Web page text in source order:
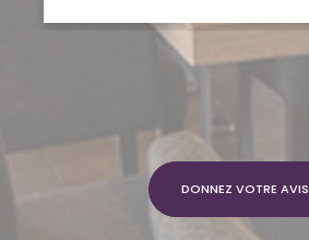
DONNEZ VOTRE AVIS